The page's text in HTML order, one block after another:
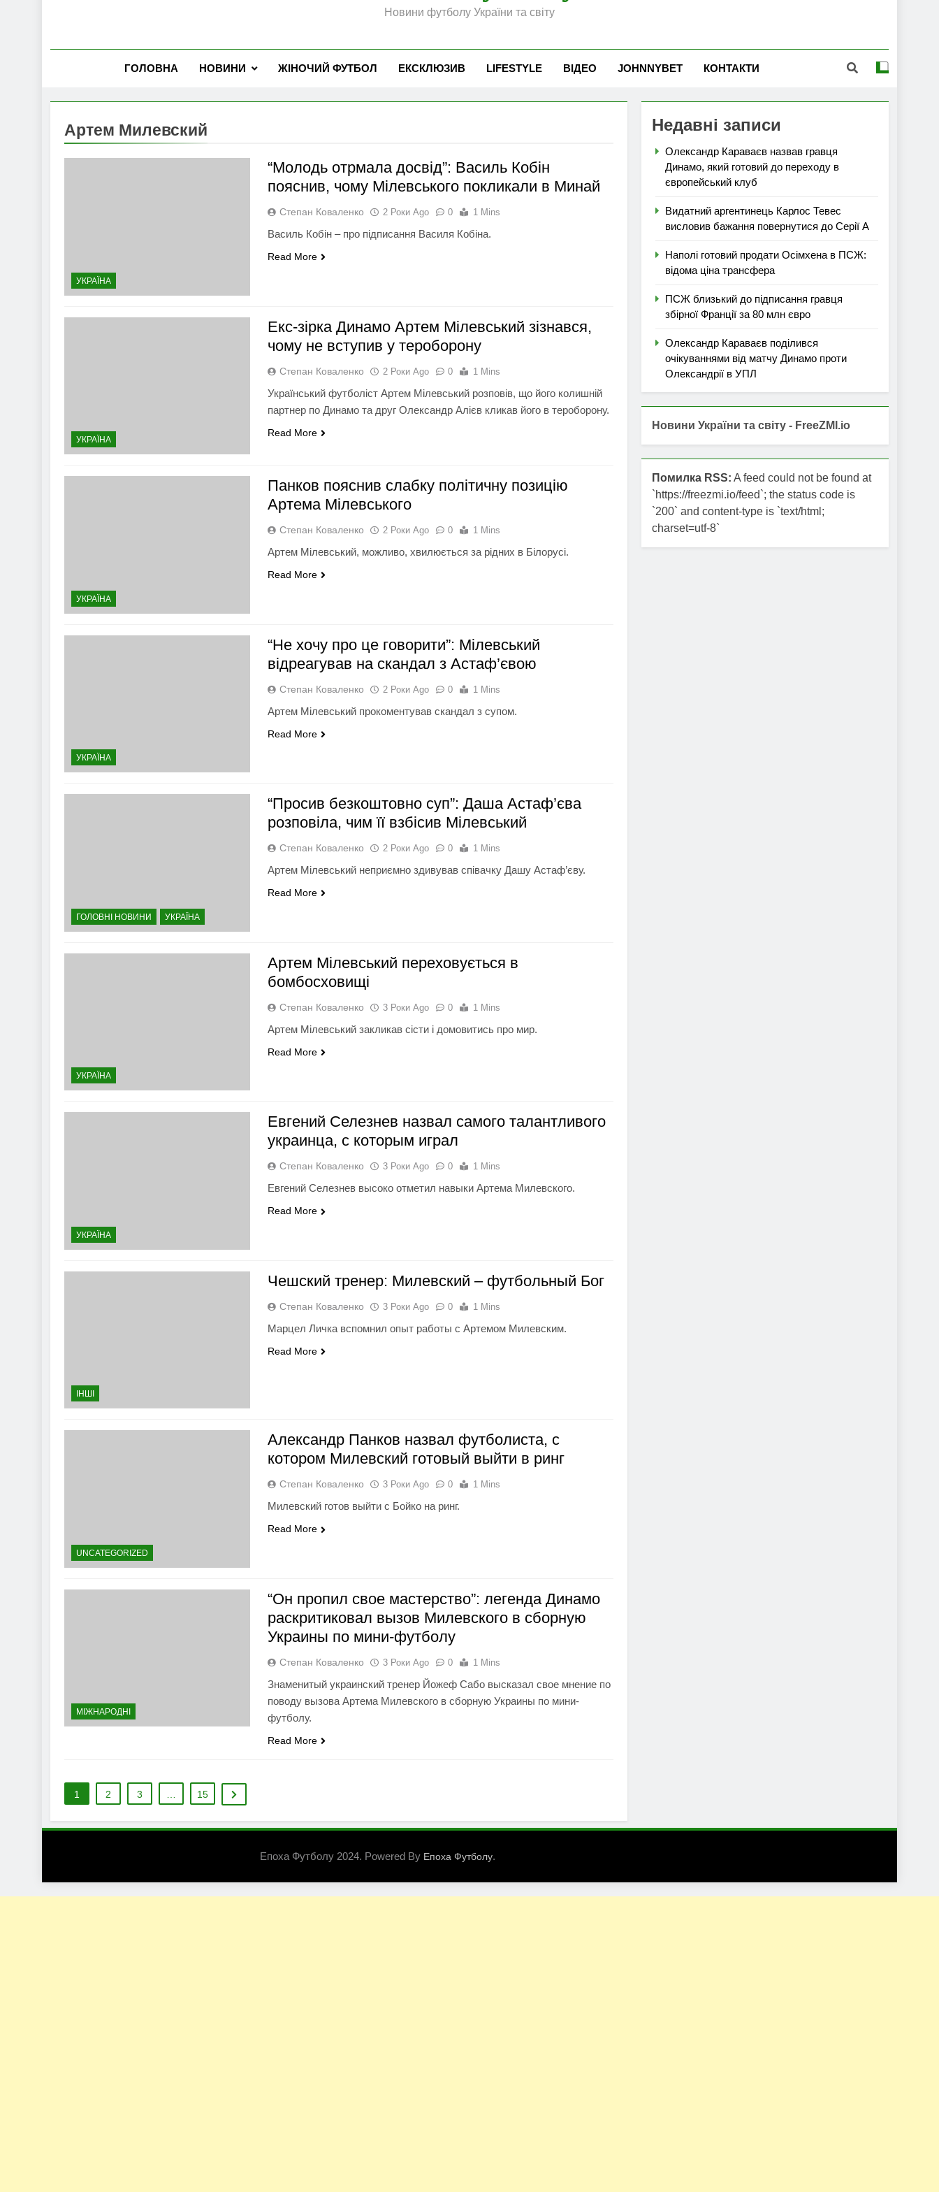
Новини футболу України та світу
ГОЛОВНА НОВИНИ ЖІНОЧИЙ ФУТБОЛ ЕКСКЛЮЗИВ LIFESTYLE ВІДЕО JOHNNYBET КОНТАКТИ
Артем Милевский
УКРАЇНА
“Молодь отрмала досвід”: Василь Кобін
пояснив, чому Мілевського покликали в Минай
Степан Коваленко 2 Роки Ago 0 1 Mins
Василь Кобін – про підписання Василя Кобіна.
Read More
УКРАЇНА
Екс-зірка Динамо Артем Мілевський зізнався,
чому не вступив у тероборону
Степан Коваленко 2 Роки Ago 0 1 Mins
Український футболіст Артем Мілевський розповів, що його колишній
партнер по Динамо та друг Олександр Алієв кликав його в тероборону.
Read More
УКРАЇНА
Панков пояснив слабку політичну позицію
Артема Мілевського
Степан Коваленко 2 Роки Ago 0 1 Mins
Артем Мілевський, можливо, хвилюється за рідних в Білорусі.
Read More
УКРАЇНА
“Не хочу про це говорити”: Мілевський
відреагував на скандал з Астаф’євою
Степан Коваленко 2 Роки Ago 0 1 Mins
Артем Мілевський прокоментував скандал з супом.
Read More
ГОЛОВНІ НОВИНИ УКРАЇНА
“Просив безкоштовно суп”: Даша Астаф’єва
розповіла, чим її взбісив Мілевський
Степан Коваленко 2 Роки Ago 0 1 Mins
Артем Мілевський неприємно здивував співачку Дашу Астаф’єву.
Read More
УКРАЇНА
Артем Мілевський переховується в
бомбосховищі
Степан Коваленко 3 Роки Ago 0 1 Mins
Артем Мілевський закликав сісти і домовитись про мир.
Read More
УКРАЇНА
Евгений Селезнев назвал самого талантливого
украинца, с которым играл
Степан Коваленко 3 Роки Ago 0 1 Mins
Евгений Селезнев высоко отметил навыки Артема Милевского.
Read More
ІНШІ
Чешский тренер: Милевский – футбольный Бог
Степан Коваленко 3 Роки Ago 0 1 Mins
Марцел Личка вспомнил опыт работы с Артемом Милевским.
Read More
UNCATEGORIZED
Александр Панков назвал футболиста, с
котором Милевский готовый выйти в ринг
Степан Коваленко 3 Роки Ago 0 1 Mins
Милевский готов выйти с Бойко на ринг.
Read More
МІЖНАРОДНІ
“Он пропил свое мастерство”: легенда Динамо
раскритиковал вызов Милевского в сборную
Украины по мини-футболу
Степан Коваленко 3 Роки Ago 0 1 Mins
Знаменитый украинский тренер Йожеф Сабо высказал свое мнение по
поводу вызова Артема Милевского в сборную Украины по мини-
футболу.
Read More
1 2 3 15
Недавні записи
Олександр Караваєв назвав гравця
Динамо, який готовий до переходу в
європейський клуб
Видатний аргентинець Карлос Тевес
висловив бажання повернутися до Серії А
Наполі готовий продати Осімхена в ПСЖ:
відома ціна трансфера
ПСЖ близький до підписання гравця
збірної Франції за 80 млн євро
Олександр Караваєв поділився
очікуваннями від матчу Динамо проти
Олександрії в УПЛ
Новини України та світу - FreeZMI.io
Помилка RSS: A feed could not be found at
`https://freezmi.io/feed`; the status code is
`200` and content-type is `text/html;
charset=utf-8`
Епоха Футболу 2024. Powered By Епоха Футболу.